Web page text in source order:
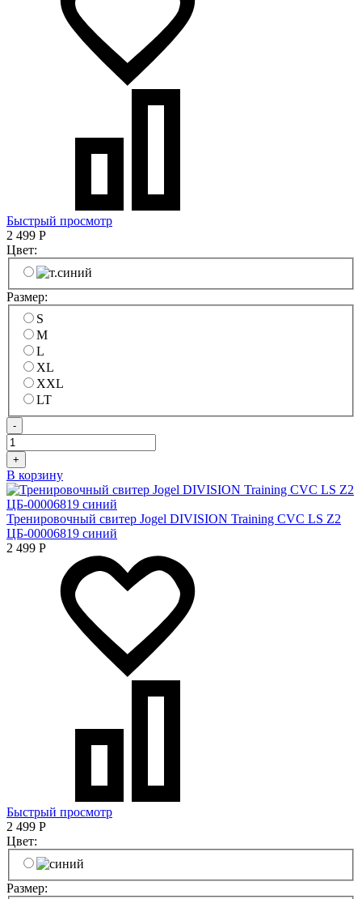
Быстрый просмотр
2 499 Р
Цвет:
Размер:
S
M
L
XL
XXL
LT
-
+
В корзину
Тренировочный свитер Jogel DIVISION Training CVC LS Z2
ЦБ-00006819 синий
2 499 Р
Быстрый просмотр
2 499 Р
Цвет:
Размер: